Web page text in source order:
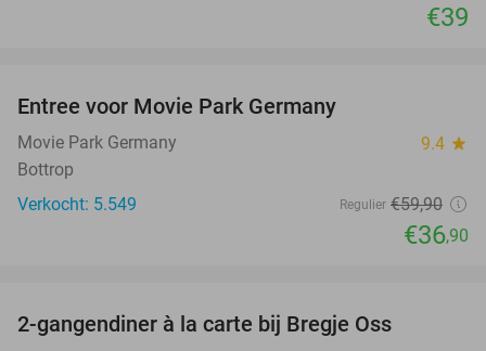
€39
Entree voor Movie Park Germany
Movie Park Germany 9.4 star
Bottrop
Verkocht: 5.549
Regulier €59,90
€36,90
2-gangendiner à la carte bij Bregje Oss